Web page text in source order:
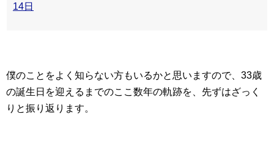
14日
僕のことをよく知らない方もいるかと思いますので、33歳
の誕生日を迎えるまでのここ数年の軌跡を、先ずはざっく
りと振り返ります。